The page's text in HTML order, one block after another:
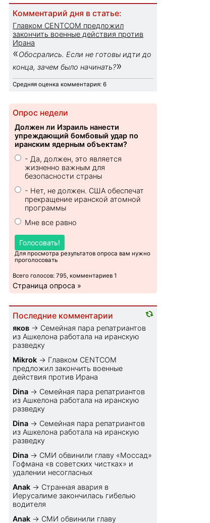
Комментарий дня в статье:
Главком CENTCOM предложил
закончить военные действия против
Ирана
«Обосрались. Если не готовы идти до
конца, зачем было начинать?»
Средняя оценка комментария: 6
Опрос недели
Должен ли Израиль нанести
упреждающий бомбовый удар по
иранским ядерным объектам?
- Да, должен, это является
жизненно важным для
безопасности страны
- Нет, не должен. США обеспечат
прекращение иранской атомной
программы
Мне все равно
Голосовать!
Для просмотра результатов опроса вам нужно
проголосовать
Всего голосов: 795, комментариев 1
Страница опроса »
Последние комментарии
яков → Семейная пара репатриантов
из Ашкелона работала на иранскую
разведку
Mikrok → Главком CENTCOM
предложил закончить военные
действия против Ирана
Dina → Семейная пара репатриантов
из Ашкелона работала на иранскую
разведку
Dina → Семейная пара репатриантов
из Ашкелона работала на иранскую
разведку
Dina → СМИ обвинили главу «Моссад»
Гофмана «в советских чистках» и
удалении несогласных
Anak → Странная авария в
Иерусалиме закончилась гибелью
водителя
Anak → СМИ обвинили главу